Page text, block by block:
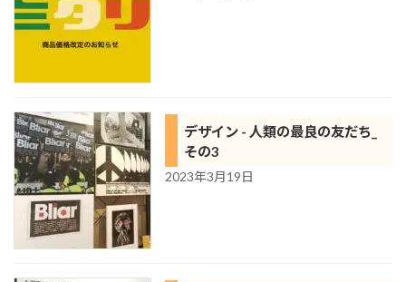
デザイン - 人類の最良の友だち_
その3
2023年3月19日